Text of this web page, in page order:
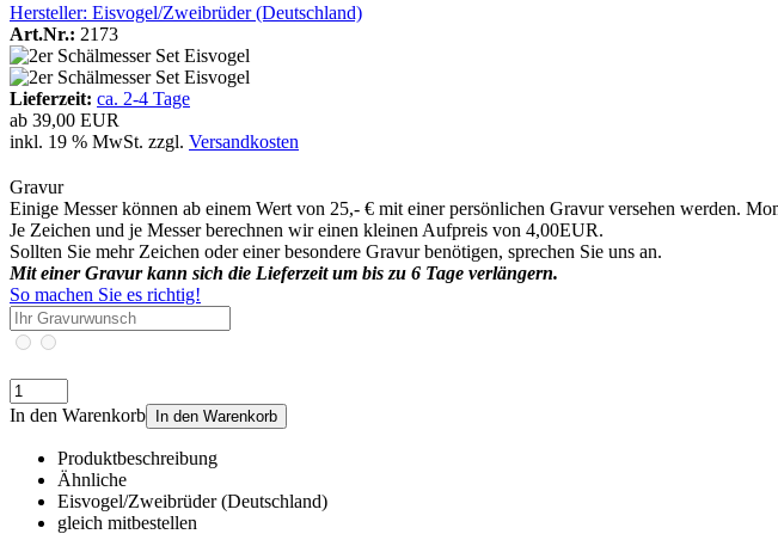
Hersteller: Eisvogel/Zweibrüder (Deutschland)
Art.Nr.: 2173
Lieferzeit: ca. 2-4 Tage
ab 39,00 EUR
inkl. 19 % MwSt. zzgl. Versandkosten
Gravur
Einige Messer können ab einem Wert von 25,- € mit einer persönlichen Gravur versehen werden.
Je Zeichen und je Messer berechnen wir einen kleinen Aufpreis von 4,00EUR.
Sollten Sie mehr Zeichen oder einer besondere Gravur benötigen, sprechen Sie uns an.
Mit einer Gravur kann sich die Lieferzeit um bis zu 6 Tage verlängern.
So machen Sie es richtig!
In den Warenkorb In den Warenkorb
Produktbeschreibung
Ähnliche
Eisvogel/Zweibrüder (Deutschland)
gleich mitbestellen